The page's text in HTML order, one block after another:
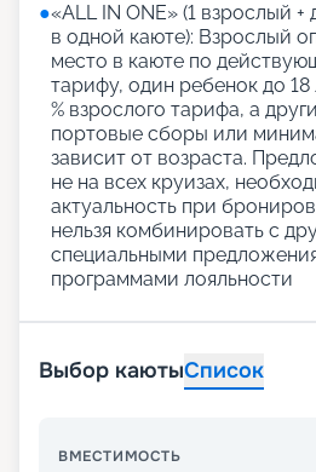
●«АLL IN ONE» (1 взрослый +
в одной каюте): Взрослый
место в каюте по
тарифу, один ребенок до
% взрослого тарифа, а
портовые сборы или
зависит от возраста.
не на всех круизах,
актуальность при
нельзя комбинировать с
специальными
программами лояльности
Выбор каютыСписок
ВМЕСТИМОСТЬ